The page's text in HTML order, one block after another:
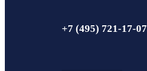
+7 (495) 721-17-07